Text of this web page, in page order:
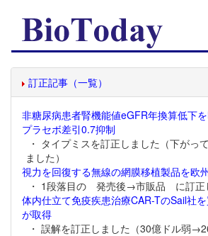
訂正記事（一覧）
非糖尿病患者腎機能値eGFR年換算低下
プラセボ差引0.7抑制
・ タイプミスを訂正しました（下がっ
ました）
視力を回復する無線の網膜移植製品を欧
・ 1段落目の 発売後→市販品 に訂正
体内仕立て免疫疾患治療CAR-TのSail社
が取得
・ 誤解を訂正しました（30億ドル弱